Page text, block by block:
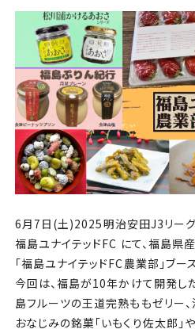
グッズ
チケッ
アカデミー・
農業部
まちづ
パート
NPO
その他
6月7日(土)2025明治安田J3リー
福島ユナイテッドFC にて、福島県
「福島ユナイテッドFC農業部」ブー
今回は、福島が10年かけて開発し
島フルーツの王道完熟ももゼリー
おなじみの銘菓「いもくり佐太郎」